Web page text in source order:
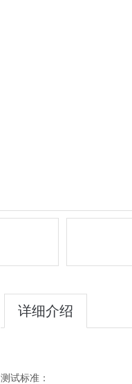
详细介绍
测试标准：